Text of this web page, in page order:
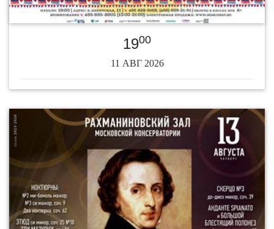
1900
11 АВГ 2026